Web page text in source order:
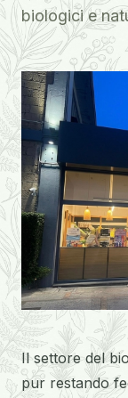
biologici e
Il settore del
pur restando